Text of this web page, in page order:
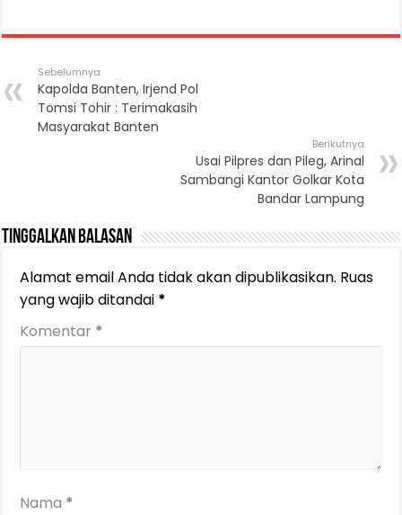
Sebelumnya
Kapolda Banten, Irjend Pol
Tomsi Tohir : Terimakasih
Masyarakat Banten
Berikutnya
Usai Pilpres dan Pileg, Arinal
Sambangi Kantor Golkar Kota
Bandar Lampung
Tinggalkan Balasan
Alamat email Anda tidak akan dipublikasikan. Ruas
yang wajib ditandai *
Komentar *
Nama *